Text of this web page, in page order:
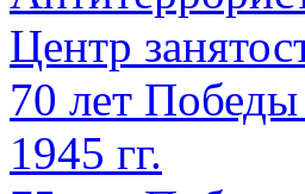
Центр
70 лет
1945 гг.